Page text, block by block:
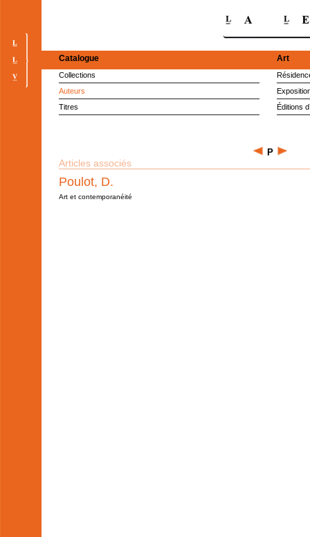
Catalogue
Collections
Auteurs
Titres
Art
Éditions
P
Articles associés
Poulot, D.
Art et contemporanéité